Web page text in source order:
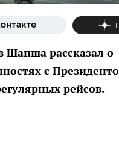
Шапша рассказал о
с
рейсов.